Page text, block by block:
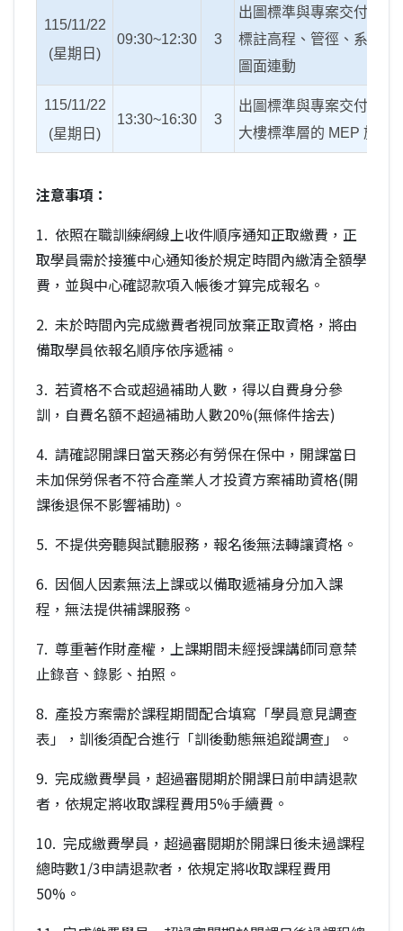
115/11/22
(星期日 )
09:30~12:30 3
出圖標準與專案交付：圖
標註高程、管徑、系統縮
圖面連動
115/11/22
(星期日 )
13:30~16:30 3
出圖標準與專案交付實作
大樓標準層的 MEP 施工
注意事項：
1. 依照在職訓練網線上收件順序通知正取繳費，正
取學員需於接獲中心通知後於規定時間內繳清全額學
費，並與中心確認款項入帳後才算完成報名。
2. 未於時間內完成繳費者視同放棄正取資格，將由
備取學員依報名順序依序遞補。
3. 若資格不合或超過補助人數，得以自費身分參
訓，自費名額不超過補助人數20%(無條件捨去)
4. 請確認開課日當天務必有勞保在保中，開課當日
未加保勞保者不符合產業人才投資方案補助資格(開
課後退保不影響補助)。
5. 不提供旁聽與試聽服務，報名後無法轉讓資格。
6. 因個人因素無法上課或以備取遞補身分加入課
程，無法提供補課服務。
7. 尊重著作財產權，上課期間未經授課講師同意禁
止錄音、錄影、拍照。
8. 產投方案需於課程期間配合填寫「學員意見調查
表」，訓後須配合進行「訓後動態無追蹤調查」。
9. 完成繳費學員，超過審閱期於開課日前申請退款
者，依規定將收取課程費用5%手續費。
10. 完成繳費學員，超過審閱期於開課日後未過課程
總時數1/3申請退款者，依規定將收取課程費用
50%。